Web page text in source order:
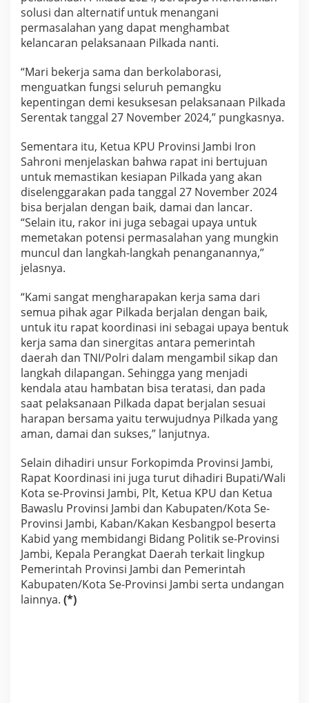
solusi dan alternatif untuk menangani
permasalahan yang dapat menghambat
kelancaran pelaksanaan Pilkada nanti.
“Mari bekerja sama dan berkolaborasi,
menguatkan fungsi seluruh pemangku
kepentingan demi kesuksesan pelaksanaan Pilkada
Serentak tanggal 27 November 2024,” pungkasnya.
Sementara itu, Ketua KPU Provinsi Jambi Iron
Sahroni menjelaskan bahwa rapat ini bertujuan
untuk memastikan kesiapan Pilkada yang akan
diselenggarakan pada tanggal 27 November 2024
bisa berjalan dengan baik, damai dan lancar.
“Selain itu, rakor ini juga sebagai upaya untuk
memetakan potensi permasalahan yang mungkin
muncul dan langkah-langkah penanganannya,”
jelasnya.
“Kami sangat mengharapakan kerja sama dari
semua pihak agar Pilkada berjalan dengan baik,
untuk itu rapat koordinasi ini sebagai upaya bentuk
kerja sama dan sinergitas antara pemerintah
daerah dan TNI/Polri dalam mengambil sikap dan
langkah dilapangan. Sehingga yang menjadi
kendala atau hambatan bisa teratasi, dan pada
saat pelaksanaan Pilkada dapat berjalan sesuai
harapan bersama yaitu terwujudnya Pilkada yang
aman, damai dan sukses,” lanjutnya.
Selain dihadiri unsur Forkopimda Provinsi Jambi,
Rapat Koordinasi ini juga turut dihadiri Bupati/Wali
Kota se-Provinsi Jambi, Plt, Ketua KPU dan Ketua
Bawaslu Provinsi Jambi dan Kabupaten/Kota Se-
Provinsi Jambi, Kaban/Kakan Kesbangpol beserta
Kabid yang membidangi Bidang Politik se-Provinsi
Jambi, Kepala Perangkat Daerah terkait lingkup
Pemerintah Provinsi Jambi dan Pemerintah
Kabupaten/Kota Se-Provinsi Jambi serta undangan
lainnya. (*)